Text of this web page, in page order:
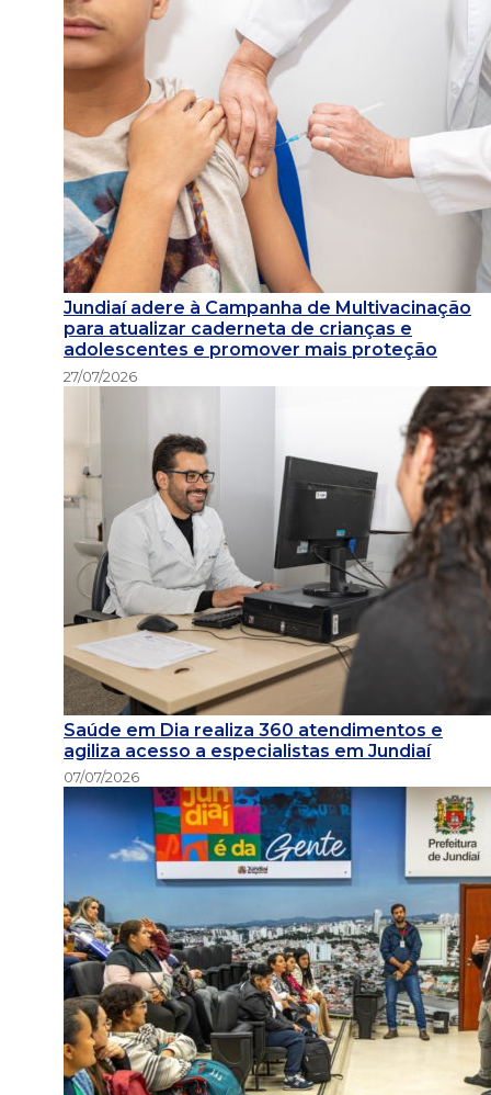
Jundiaí adere à Campanha de Multivacinação
para atualizar caderneta de crianças e
adolescentes e promover mais proteção
27/07/2026
Saúde em Dia realiza 360 atendimentos e
agiliza acesso a especialistas em Jundiaí
07/07/2026